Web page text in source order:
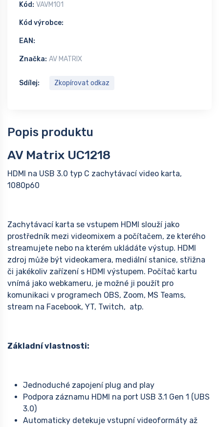
Kód: VAVM101
Kód výrobce:
EAN:
Značka: AV MATRIX
Sdílej: Zkopírovat odkaz
Popis produktu
AV Matrix UC1218
HDMI na USB 3.0 typ C zachytávací video karta,
1080p60
Zachytávací karta se vstupem HDMI slouží jako
prostředník mezi videomixem a počítačem, ze kterého
streamujete nebo na kterém ukládáte výstup. HDMI
zdroj může být videokamera, mediální stanice, střižna
či jakékoliv zařízení s HDMI výstupem. Počítač kartu
vnímá jako webkameru, je možné ji použít pro
komunikaci v programech OBS, Zoom, MS Teams,
stream na Facebook, YT, Twitch, atp.
Základní vlastnosti:
Jednoduché zapojení plug and play
Podpora záznamu HDMI na port USB 3.1 Gen 1 (UBS
3.0)
Automaticky detekuje vstupní videoformáty až